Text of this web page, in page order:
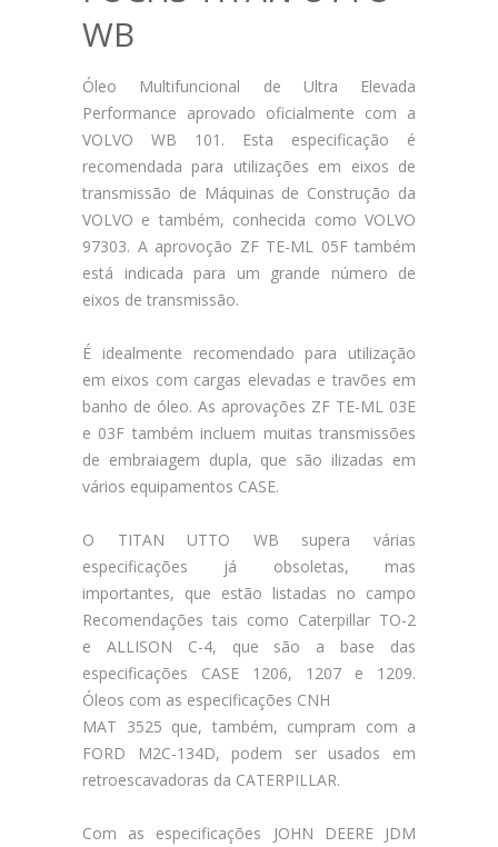
WB
Óleo Multifuncional de Ultra Elevada
Performance aprovado oficialmente com a
VOLVO WB 101. Esta especificação é
recomendada para utilizações em eixos de
transmissão de Máquinas de Construção da
VOLVO e também, conhecida como VOLVO
97303. A aprovoção ZF TE-ML 05F também
está indicada para um grande número de
eixos de transmissão.
É idealmente recomendado para utilização
em eixos com cargas elevadas e travões em
banho de óleo. As aprovações ZF TE-ML 03E
e 03F também incluem muitas transmissões
de embraiagem dupla, que são ilizadas em
vários equipamentos CASE.
O TITAN UTTO WB supera várias
especificações já obsoletas, mas
importantes, que estão listadas no campo
Recomendações tais como Caterpillar TO-2
e ALLISON C-4, que são a base das
especificações CASE 1206, 1207 e 1209.
Óleos com as especificações CNH
MAT 3525 que, também, cumpram com a
FORD M2C-134D, podem ser usados em
retroescavadoras da CATERPILLAR.
Com as especificações JOHN DEERE JDM